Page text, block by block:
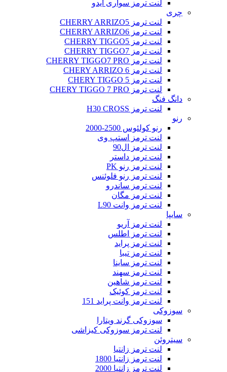
لنت ترمز سواری ایدو
چری
لنت ترمز CHERRY ARRIZO5
لنت ترمز CHERRY ARRIZO6
لنت ترمز CHERRY TIGGO5
لنت ترمز CHERRY TIGGO7
لنت ترمز CHERRY TIGGO7 PRO
لنت ترمز CHERY ARRIZO 6
لنت ترمز CHERY TIGGO 5
لنت ترمز CHERY TIGGO 7 PRO
دانگ فنگ
لنت ترمز H30 CROSS
رنو
رنو کولئوس 2500-2000
لنت ترمز استپ وی
لنت ترمز ال90
لنت ترمز داستر
لنت ترمز رنو PK
لنت ترمز رنو فلوئنس
لنت ترمز ساندرو
لنت ترمز مگان
لنت ترمز وانت L90
سایپا
لنت ترمز آریو
لنت ترمز اطلس
لنت ترمز پراید
لنت ترمز تیبا
لنت ترمز ساینا
لنت ترمز سهند
لنت ترمز شاهین
لنت ترمز کوئیک
لنت ترمز وانت پراید 151
سوزوکی
سوزوکی گرند ویتارا
لنت ترمز سوزوکی کیزاشی
سیتروئن
لنت ترمز زانتیا
لنت ترمز زانتیا 1800
لنت ترمز زانتیا 2000